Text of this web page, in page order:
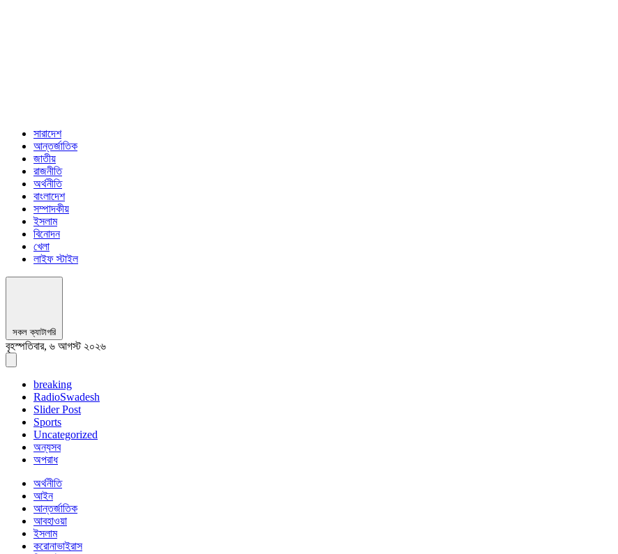
সারাদেশ
আন্তর্জাতিক
জাতীয়
রাজনীতি
অর্থনীতি
বাংলাদেশ
সম্পাদকীয়
ইসলাম
বিনোদন
খেলা
লাইফ স্টাইল
সকল ক্যাটাগরি
বৃহস্পতিবার, ৬ আগস্ট ২০২৬
breaking
RadioSwadesh
Slider Post
Sports
Uncategorized
অন্যসব
অপরাধ
অর্থনীতি
আইন
আন্তর্জাতিক
আবহাওয়া
ইসলাম
করোনাভাইরাস